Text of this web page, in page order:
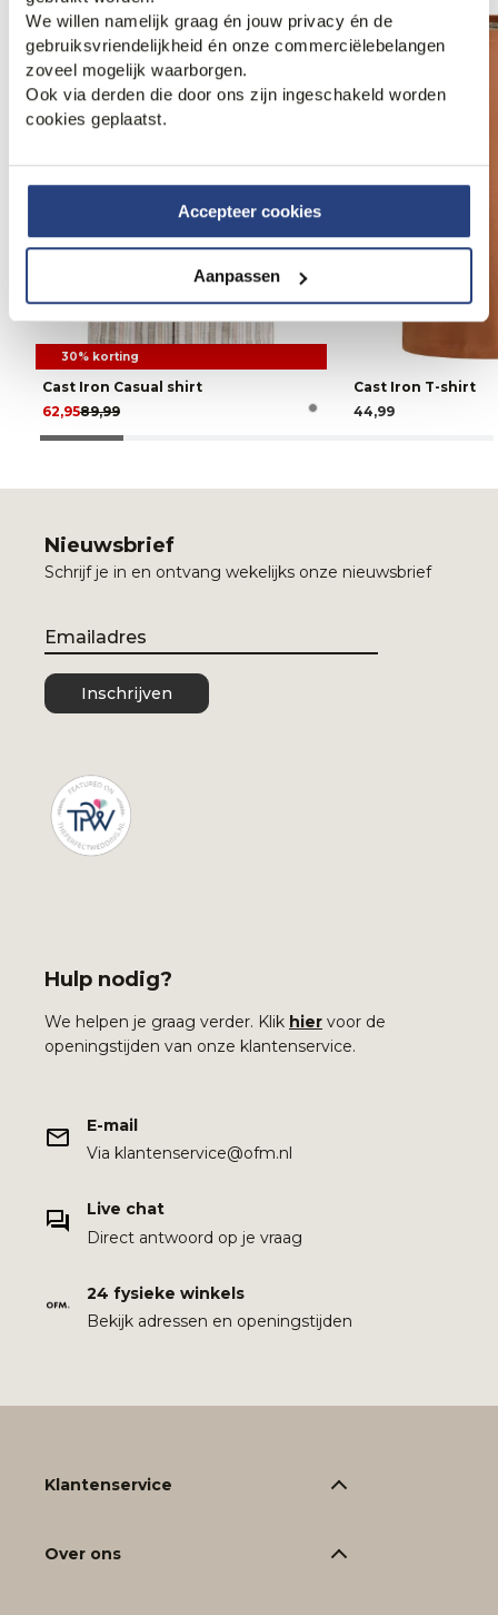
We willen namelijk graag én jouw privacy én de
gebruiksvriendelijkheid én onze commerciëlebelangen
zoveel mogelijk waarborgen.
Ook via derden die door ons zijn ingeschakeld worden
cookies geplaatst.
Accepteer cookies
Aanpassen
30% korting
Cast Iron Casual shirt
89,99
62,95
Cast Iron T-shirt
44,99
Nieuwsbrief
Schrijf je in en ontvang wekelijks onze nieuwsbrief
Email
Inschrijven
Hulp nodig?
We helpen je graag verder. Klik hier voor de
openingstijden van onze klantenservice.
E-mail
Via klantenservice@ofm.nl
Live chat
Direct antwoord op je vraag
24 fysieke winkels
Bekijk adressen en openingstijden
Klantenservice
Over ons